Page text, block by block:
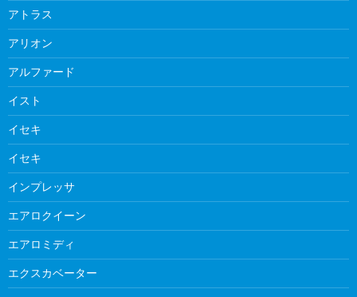
アトラス
アリオン
アルファード
イスト
イセキ
イセキ
インプレッサ
エアロクイーン
エアロミディ
エクスカベーター